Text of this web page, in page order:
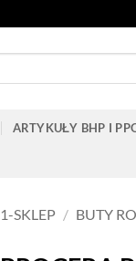
ARTYKUŁY BHP I
1-SKLEP / BUTY